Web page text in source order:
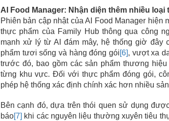
AI Food Manager: Nhận diện thêm nhiều
Phiên bản cập nhật của AI Food Manager
thực phẩm của Family Hub thông qua công
mạnh xử lý từ AI đám mây, hệ thống giờ đây
phẩm tươi sống và hàng đóng gói [6] , vượt xa
trước đó, bao gồm các sản phẩm thương
từng khu vực. Đối với thực phẩm đóng gói,
phép hệ thống xác định chính xác hơn nhiều
Bên cạnh đó, dựa trên thói quen sử dụng
báo [7]
khi các nguyên liệu thường xuyên tiêu